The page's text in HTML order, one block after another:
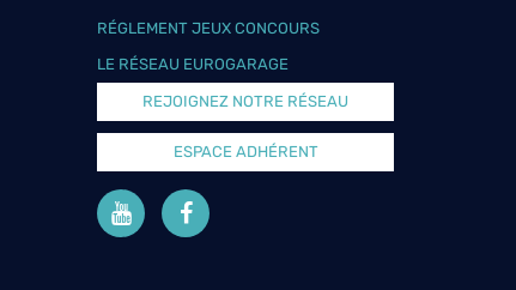
RÉGLEMENT JEUX CONCOURS
LE RÉSEAU EUROGARAGE
REJOIGNEZ NOTRE RÉSEAU
ESPACE ADHÉRENT